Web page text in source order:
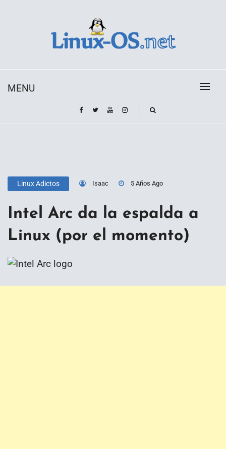
MENU
Linux Adictos Isaac 5 Años Ago
Intel Arc da la espalda a
Linux (por el momento)